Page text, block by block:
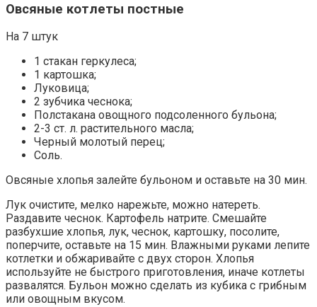
Овсяные котлеты постные
На 7 штук
1 стакан геркулеса;
1 картошка;
Луковица;
2 зубчика чеснока;
Полстакана овощного подсоленного бульона;
2-3 ст. л. растительного масла;
Черный молотый перец;
Соль.
Овсяные хлопья залейте бульоном и оставьте на 30 мин.
Лук очистите, мелко нарежьте, можно натереть.
Раздавите чеснок. Картофель натрите. Смешайте
разбухшие хлопья, лук, чеснок, картошку, посолите,
поперчите, оставьте на 15 мин. Влажными руками лепите
котлетки и обжаривайте с двух сторон. Хлопья
используйте не быстрого приготовления, иначе котлеты
развалятся. Бульон можно сделать из кубика с грибным
или овощным вкусом.